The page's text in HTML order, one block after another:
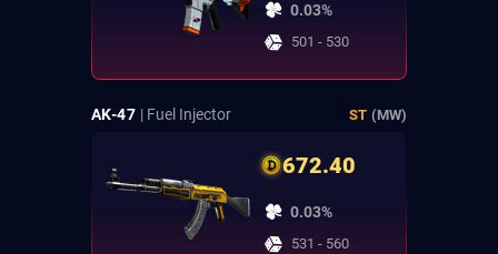
0.03%
501 - 530
AK-47 | Fuel Injector ST (MW)
672.40
0.03%
531 - 560